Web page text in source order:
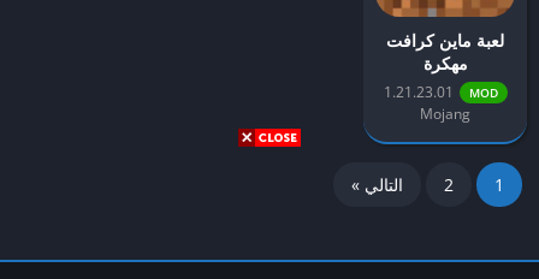
لعبة ماين كرافت
مهكرة
MOD
1.21.23.01
Mojang
1
2 التالي »